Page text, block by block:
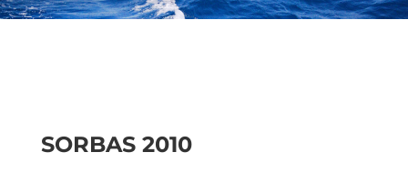
SORBAS 2010